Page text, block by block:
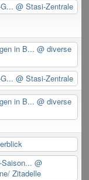
G...@ Stasi-Zentrale
in B... @ diverse
G...@ Stasi-Zentrale
in B... @ diverse
@
Zitadelle